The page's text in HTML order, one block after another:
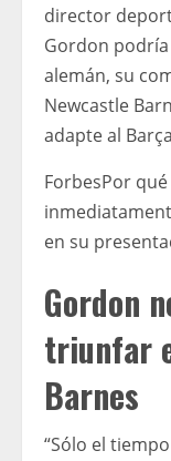
director
Gordon
alemán, su
Newcastle
adapte al
ForbesPor
en su
Gordon
triunfar
Barnes
“Sólo el